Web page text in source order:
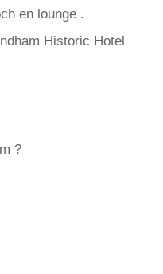
en lounge .
Historic Hotel
?